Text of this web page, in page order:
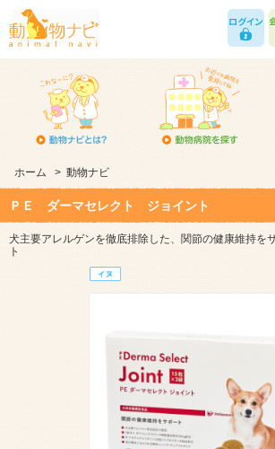
ホーム > 動物ナビ
ＰＥ ダーマセレクト ジョイント
犬主要アレルゲンを徹底排除した、関節の健康維持を
ト